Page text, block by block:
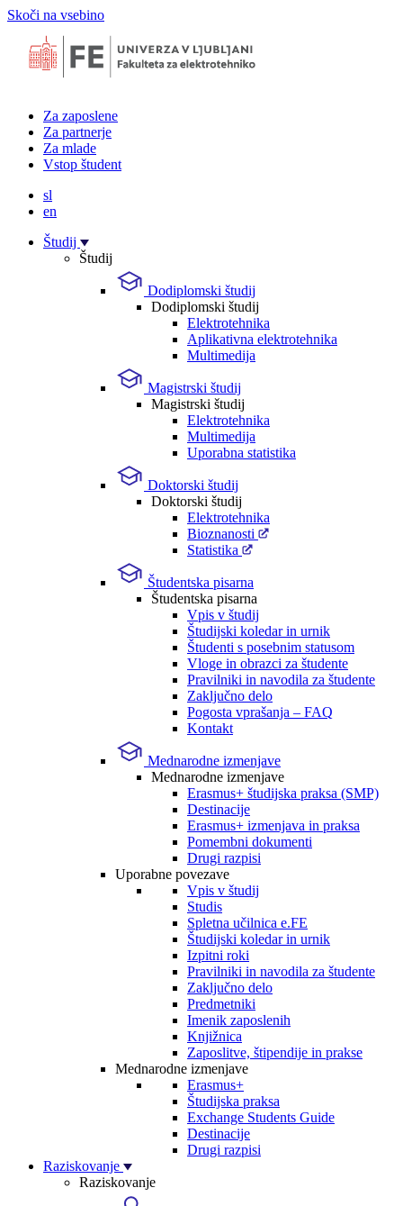
Skoči na vsebino
Za zaposlene
Za partnerje
Za mlade
Vstop študent
sl
en
Študij
Študij
Dodiplomski študij
Dodiplomski študij
Elektrotehnika
Aplikativna elektrotehnika
Multimedija
Magistrski študij
Magistrski študij
Elektrotehnika
Multimedija
Uporabna statistika
Doktorski študij
Doktorski študij
Elektrotehnika
Bioznanosti
Statistika
Študentska pisarna
Študentska pisarna
Vpis v študij
Študijski koledar in urnik
Študenti s posebnim statusom
Vloge in obrazci za študente
Pravilniki in navodila za študente
Zaključno delo
Pogosta vprašanja – FAQ
Kontakt
Mednarodne izmenjave
Mednarodne izmenjave
Erasmus+ študijska praksa (SMP)
Destinacije
Erasmus+ izmenjava in praksa
Pomembni dokumenti
Drugi razpisi
Uporabne povezave
Vpis v študij
Studis
Spletna učilnica e.FE
Študijski koledar in urnik
Izpitni roki
Pravilniki in navodila za študente
Zaključno delo
Predmetniki
Imenik zaposlenih
Knjižnica
Zaposlitve, štipendije in prakse
Mednarodne izmenjave
Erasmus+
Študijska praksa
Exchange Students Guide
Destinacije
Drugi razpisi
Raziskovanje
Raziskovanje